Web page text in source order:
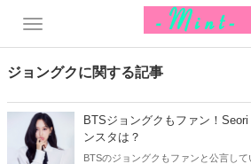
ジョングクに関する記事
BTSジョングクもファン！
ンスタは？
BTSのジョングクもファンと公言し